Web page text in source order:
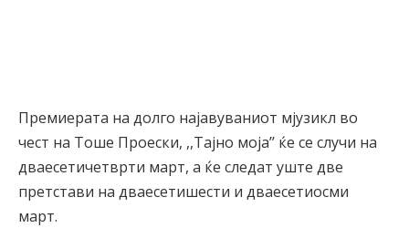
Премиерата на долго најавуваниот мјузикл во
чест на Тоше Проески, ,,Тајно моја’’ ќе се случи на
дваесетичетврти март, а ќе следат уште две
претстави на дваесетишести и дваесетиосми
март.